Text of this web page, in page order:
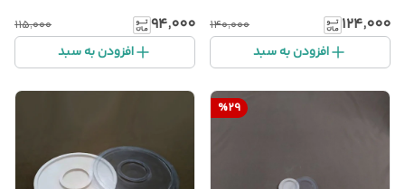
۱۲۴٬۰۰۰ ۱۴۰٬۰۰۰
افزودن به سبد
۹۴٬۰۰۰ ۱۱۵٬۰۰۰
افزودن به سبد
%29